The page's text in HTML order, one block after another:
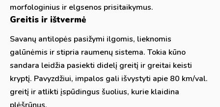
morfologinius ir elgsenos prisitaikymus.
Greitis ir ištvermė
Savanų antilopės pasižymi ilgomis, lieknomis
galūnėmis ir stipria raumenų sistema. Tokia kūno
sandara leidžia pasiekti didelį greitį ir greitai keisti
kryptį. Pavyzdžiui, impalos gali išvystyti apie 80 km/val.
greitį ir atlikti įspūdingus šuolius, kurie klaidina